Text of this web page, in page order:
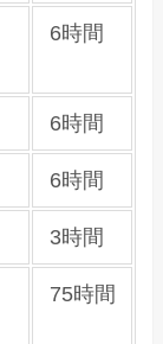
6時間
6時間
6時間
3時間
75時間